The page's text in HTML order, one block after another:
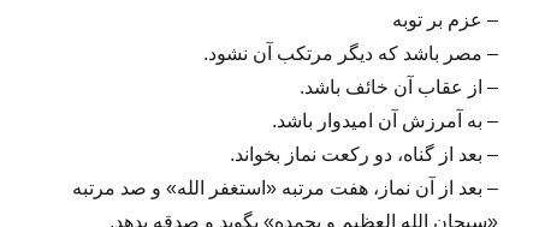
– عزم بر توبه
– مصر باشد که دیگر مرتکب آن نشود.
– از عقاب آن خائف باشد.
– به آمرزش آن امیدوار باشد.
– بعد از گناه، دو رکعت نماز بخواند.
– بعد از آن نماز، هفت مرتبه «استغفر الله» و صد مرتبه
«سبحان الله العظیم و بحمده» بگوید و صدقه بدهد.